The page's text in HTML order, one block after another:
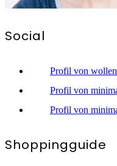
Social
Profil von
Profil von
Profil von
Shoppingguide